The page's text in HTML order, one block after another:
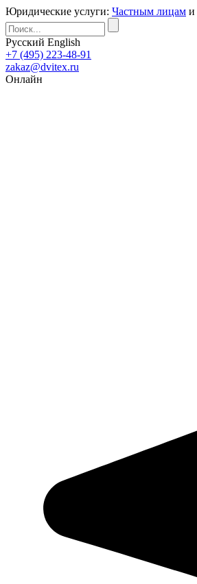
Юридические услуги: Частным лицам и
Русский English
+7 (495) 223-48-91
zakaz@dvitex.ru
Онлайн